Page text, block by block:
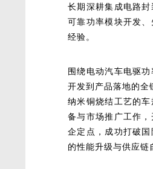
长期深耕集成电路
可靠功率模块开发
经验。
围绕电动汽车电驱
开发到产品落地的
纳米铜烧结工艺的
备与市场推广工作
企定点，成功打破
的性能升级与供应